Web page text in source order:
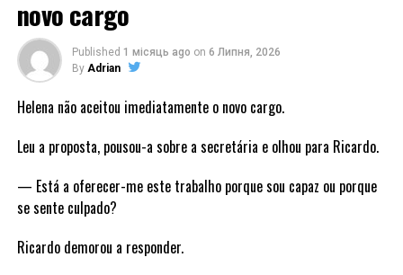
novo cargo
Published 1 місяць ago on 6 Липня, 2026
By Adrian
Helena não aceitou imediatamente o novo cargo.
Leu a proposta, pousou-a sobre a secretária e olhou para Ricardo.
— Está a oferecer-me este trabalho porque sou capaz ou porque
se sente culpado?
Ricardo demorou a responder.